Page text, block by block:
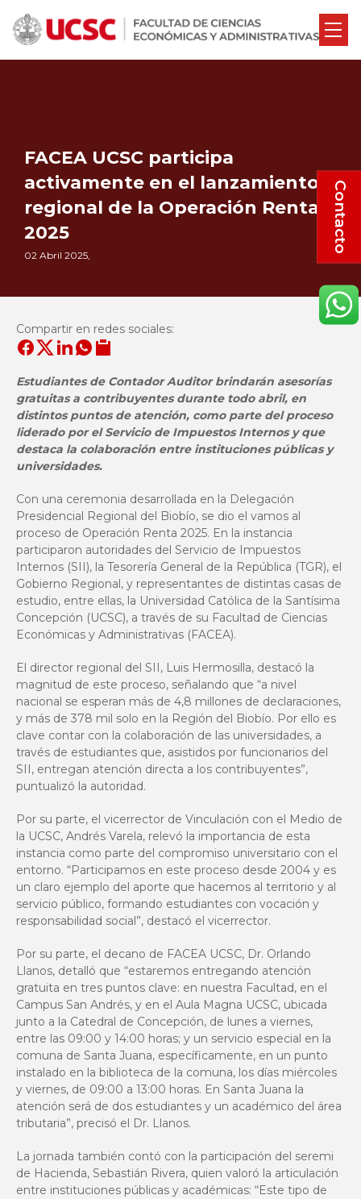
FACEA UCSC participa
activamente en el lanzamiento
regional de la Operación Renta
2025
02 Abril 2025,
Compartir en redes sociales:
Estudiantes de Contador Auditor brindarán asesorías
gratuitas a contribuyentes durante todo abril, en
distintos puntos de atención, como parte del proceso
liderado por el Servicio de Impuestos Internos y que
destaca la colaboración entre instituciones públicas y
universidades.
Con una ceremonia desarrollada en la Delegación
Presidencial Regional del Biobío, se dio el vamos al
proceso de Operación Renta 2025. En la instancia
participaron autoridades del Servicio de Impuestos
Internos (SII), la Tesorería General de la República (TGR), el
Gobierno Regional, y representantes de distintas casas de
estudio, entre ellas, la Universidad Católica de la Santísima
Concepción (UCSC), a través de su Facultad de Ciencias
Económicas y Administrativas (FACEA).
El director regional del SII, Luis Hermosilla, destacó la
magnitud de este proceso, señalando que “a nivel
nacional se esperan más de 4,8 millones de declaraciones,
y más de 378 mil solo en la Región del Biobío. Por ello es
clave contar con la colaboración de las universidades, a
través de estudiantes que, asistidos por funcionarios del
SII, entregan atención directa a los contribuyentes”,
puntualizó la autoridad.
Por su parte, el vicerrector de Vinculación con el Medio de
la UCSC, Andrés Varela, relevó la importancia de esta
instancia como parte del compromiso universitario con el
entorno. “Participamos en este proceso desde 2004 y es
un claro ejemplo del aporte que hacemos al territorio y al
servicio público, formando estudiantes con vocación y
responsabilidad social”, destacó el vicerrector.
Por su parte, el decano de FACEA UCSC, Dr. Orlando
Llanos, detalló que “estaremos entregando atención
gratuita en tres puntos clave: en nuestra Facultad, en el
Campus San Andrés, y en el Aula Magna UCSC, ubicada
junto a la Catedral de Concepción, de lunes a viernes,
entre las 09:00 y 14:00 horas; y un servicio especial en la
comuna de Santa Juana, específicamente, en un punto
instalado en la biblioteca de la comuna, los días miércoles
y viernes, de 09:00 a 13:00 horas. En Santa Juana la
atención será de dos estudiantes y un académico del área
tributaria”, precisó el Dr. Llanos.
La jornada también contó con la participación del seremi
de Hacienda, Sebastián Rivera, quien valoró la articulación
entre instituciones públicas y académicas: “Este tipo de
Contacto